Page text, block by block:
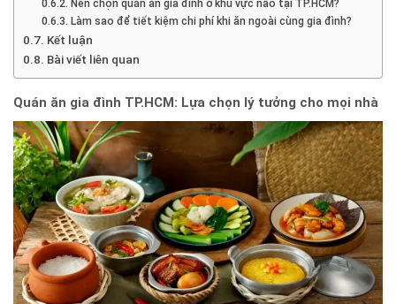
Nên chọn quán ăn gia đình ở khu vực nào tại TP.HCM?
Làm sao để tiết kiệm chi phí khi ăn ngoài cùng gia đình?
Kết luận
Bài viết liên quan
Quán ăn gia đình TP.HCM: Lựa chọn lý tưởng cho mọi nhà